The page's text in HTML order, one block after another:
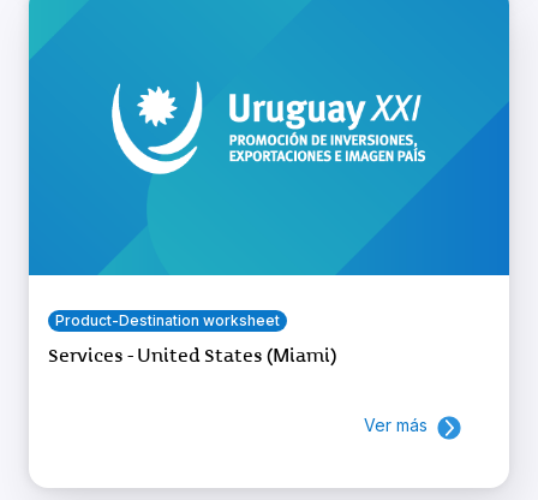
Product-Destination worksheet
Services - United States (Miami)
Ver más